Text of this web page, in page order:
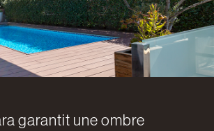
garantit une ombre